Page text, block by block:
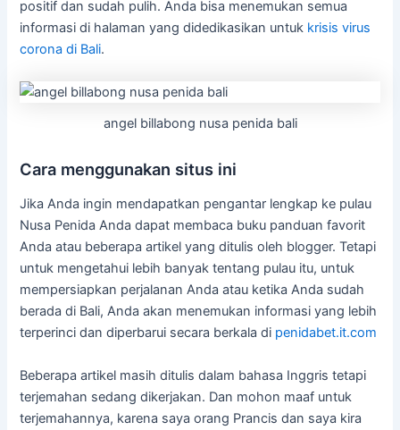
positif dan sudah pulih. Anda bisa menemukan semua
informasi di halaman yang didedikasikan untuk krisis virus
corona di Bali.
angel billabong nusa penida bali
Cara menggunakan situs ini
Jika Anda ingin mendapatkan pengantar lengkap ke pulau
Nusa Penida Anda dapat membaca buku panduan favorit
Anda atau beberapa artikel yang ditulis oleh blogger. Tetapi
untuk mengetahui lebih banyak tentang pulau itu, untuk
mempersiapkan perjalanan Anda atau ketika Anda sudah
berada di Bali, Anda akan menemukan informasi yang lebih
terperinci dan diperbarui secara berkala di penidabet.it.com
Beberapa artikel masih ditulis dalam bahasa Inggris tetapi
terjemahan sedang dikerjakan. Dan mohon maaf untuk
terjemahannya, karena saya orang Prancis dan saya kira